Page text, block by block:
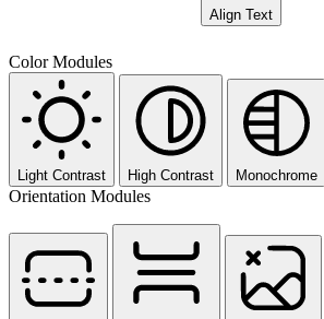
Align Text
Color Modules
Light Contrast High Contrast Monochrome
Orientation Modules